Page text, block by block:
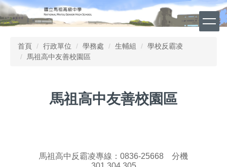
跳
到
主
首頁 行政單位 學務處 生輔組
學校反霸凌
馬祖高中友善校園區
馬祖高中友善校園區
馬祖高中反霸凌專線：0836-25668 分機